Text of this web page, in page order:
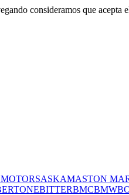
consideramos que acepta
ASKAMASTON
BITTERBMCBMW